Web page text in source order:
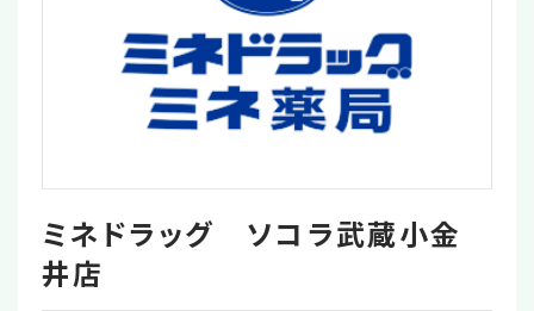
ミネドラッグ ソコラ武蔵小金
井店